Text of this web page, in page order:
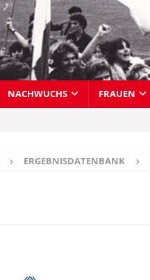
NACHWUCHS FRAUEN
ERGEBNISDATENBANK